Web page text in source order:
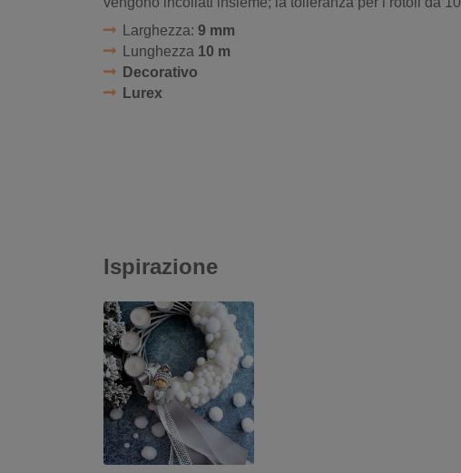
Larghezza: 9 mm
Lunghezza 10 m
Decorativo
Lurex
Ispirazione